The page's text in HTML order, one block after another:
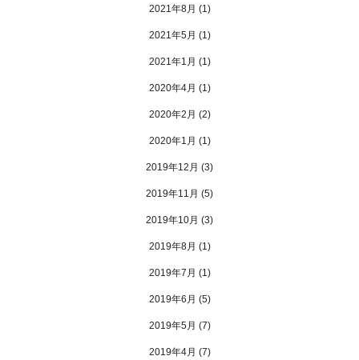
2021年8月 (1)
2021年5月 (1)
2021年1月 (1)
2020年4月 (1)
2020年2月 (2)
2020年1月 (1)
2019年12月 (3)
2019年11月 (5)
2019年10月 (3)
2019年8月 (1)
2019年7月 (1)
2019年6月 (5)
2019年5月 (7)
2019年4月 (7)